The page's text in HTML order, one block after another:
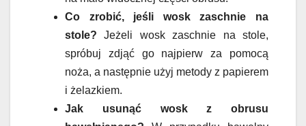
Co zrobić, jeśli wosk zaschnie na
stole? Jeżeli wosk zaschnie na stole,
spróbuj zdjąć go najpierw za pomocą
noża, a następnie użyj metody z papierem
i żelazkiem.
Jak usunąć wosk z obrusu